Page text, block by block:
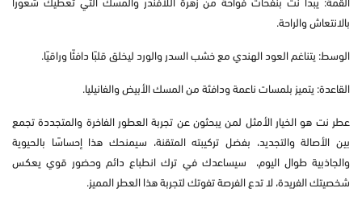
بالانتعاش والراحة.
الوسط: يتناغم العود الهندي مع خشب السدر والورد ليخلق قلبًا دافئًا وراقيًا.
القاعدة: يتميز بلمسات ناعمة ودافئة من المسك الأبيض والفانيليا.
عطر نت هو الخيار الأمثل لمن يبحثون عن تجربة العطور الفاخرة والمتجددة تجمع
بين الأصالة والتجديد، بفضل تركيبته المتقنة، سيمنحك هذا إحساسًا بالحيوية
والجاذبية طوال اليوم، سيساعدك في ترك انطباع دائم وحضور قوي يعكس
شخصيتك الفريدة، لا تدع الفرصة تفوتك لتجربة هذا العطر المميز.